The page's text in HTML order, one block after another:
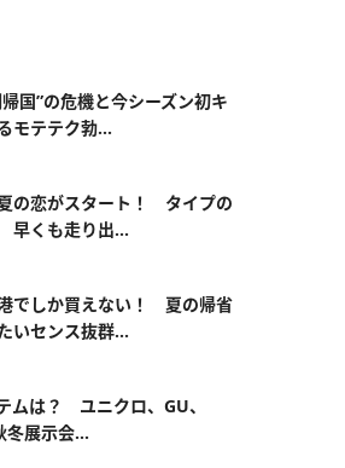
国”の危機と今シーズン初キ
モテテク勃...
の恋がスタート！ タイプの
くも走り出...
でしか買えない！ 夏の帰省
いセンス抜群...
ムは？ ユニクロ、GU、
冬展示会...